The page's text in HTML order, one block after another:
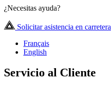
¿Necesitas ayuda?
Solicitar asistencia en carretera
Français
English
Servicio al Cliente